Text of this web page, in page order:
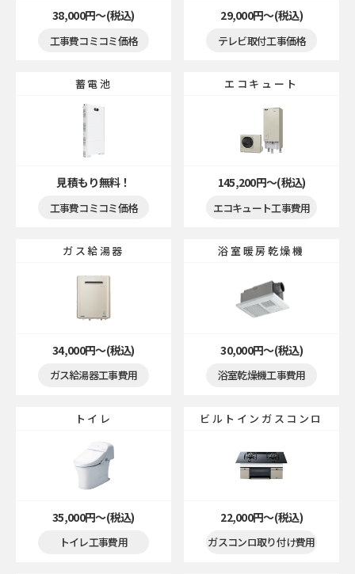
38,000円〜(税込)
工事費コミコミ価格
29,000円〜(税込)
テレビ取付工事価格
蓄電池
見積もり無料！
工事費コミコミ価格
エコキュート
145,200円〜(税込)
エコキュート工事費用
ガス給湯器
34,000円〜(税込)
ガス給湯器工事費用
浴室暖房乾燥機
30,000円〜(税込)
浴室乾燥機工事費用
トイレ
35,000円〜(税込)
トイレ工事費用
ビルトインガスコンロ
22,000円〜(税込)
ガスコンロ取り付け費用